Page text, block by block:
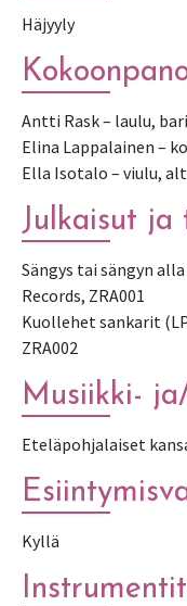
Häjyyly
Antti Rask – laulu,
Elina Lappalainen –
Ella Isotalo – viulu,
Julkaisut ja
Sängys tai sängyn
Records, ZRA001
Kuollehet sankarit
ZRA002
Musiikki-
Eteläpohjalaiset
Kyllä
Instrumentit